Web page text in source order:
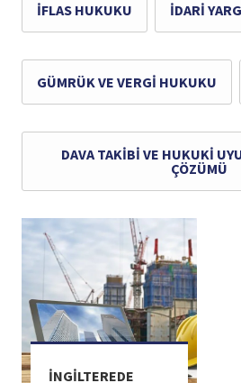
İFLAS HUKUKU İDARI
GÜMRÜK VE VERGI HUKUKU
DAVA TAKIBI VE HUKUKI
ÇÖZÜMÜ
İNGİLTEREDE